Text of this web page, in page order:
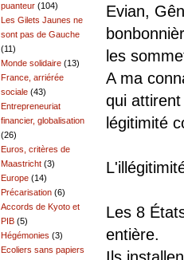
Evian,
les
A ma
qui
légitimité
Les 8
entière.
puanteur (104)
Les Gilets Jaunes ne
sont pas de Gauche
(11)
Monde solidaire (13)
France, arriérée
sociale (43)
Entrepreneuriat
financier, globalisation
(26)
Euros, critères de
Maastricht (3)
Europe (14)
Précarisation (6)
Accords de Kyoto et
PIB (5)
Hégémonies (3)
Ecoliers sans papiers